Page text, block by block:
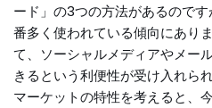
ード」の3つの方法があるので
番多く使われている傾向にあり
て、ソーシャルメディアやメー
きるという利便性が受け入れ
マーケットの特性を考えると、